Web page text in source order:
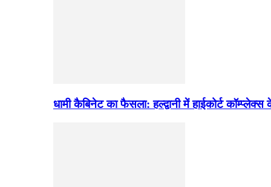
धामी कैबिनेट का फैसला: हल्द्वानी में हाईकोर्ट